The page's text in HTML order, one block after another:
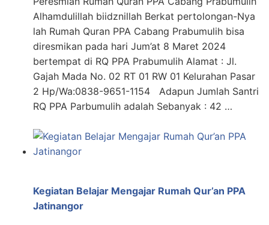
Alhamdulillah biidznillah Berkat pertolongan-Nya
lah Rumah Quran PPA Cabang Prabumulih bisa
diresmikan pada hari Jum’at 8 Maret 2024
bertempat di RQ PPA Prabumulih Alamat : Jl.
Gajah Mada No. 02 RT 01 RW 01 Kelurahan Pasar
2 Hp/Wa:0838-9651-1154 Adapun Jumlah Santri
RQ PPA Parbumulih adalah Sebanyak : 42 …
Kegiatan Belajar Mengajar Rumah Qur’an PPA
Jatinangor